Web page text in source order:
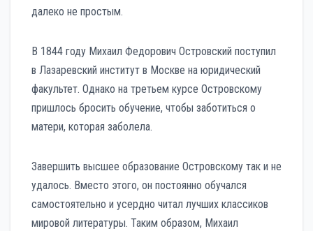
далеко не простым.
В 1844 году Михаил Федорович Островский поступил
в Лазаревский институт в Москве на юридический
факультет. Однако на третьем курсе Островскому
пришлось бросить обучение, чтобы заботиться о
матери, которая заболела.
Завершить высшее образование Островскому так и не
удалось. Вместо этого, он постоянно обучался
самостоятельно и усердно читал лучших классиков
мировой литературы. Таким образом, Михаил